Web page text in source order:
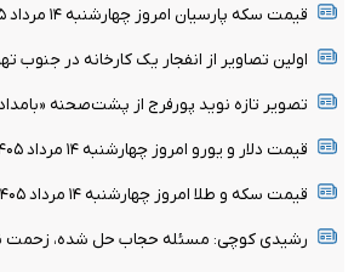
قیمت سکه پارسیان امروز چهارشنبه ۱۴ مرداد ۱۴۰۵ + جدول
اولین تصاویر از انفجار یک کارخانه در جنوب
تصویر تازه نوید پورفرج از پشت‌صحنه
قیمت دلار و یورو امروز چهارشنبه ۱۴ مرداد ۱۴۰۵ + جدول
قیمت سکه و طلا امروز چهارشنبه ۱۴ مرداد ۱۴۰۵ + جدول
رشیدی کوچی: مسئله حجاب حل شده،